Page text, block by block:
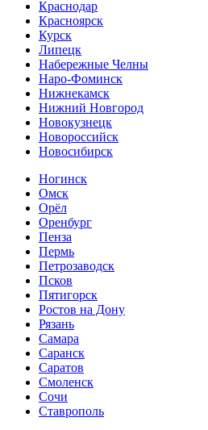
Краснодар
Красноярск
Курск
Липецк
Набережные Челны
Наро-Фоминск
Нижнекамск
Нижний Новгород
Новокузнецк
Новороссийск
Новосибирск
Ногинск
Омск
Орёл
Оренбург
Пенза
Пермь
Петрозаводск
Псков
Пятигорск
Ростов на Дону
Рязань
Самара
Саранск
Саратов
Смоленск
Сочи
Ставрополь